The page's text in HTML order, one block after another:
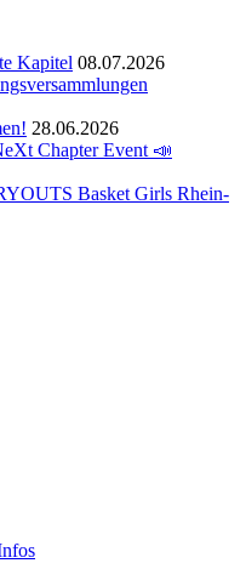
Kapitel 08.07.2026
28.06.2026
Chapter Event 📣
Basket Girls Rhein-